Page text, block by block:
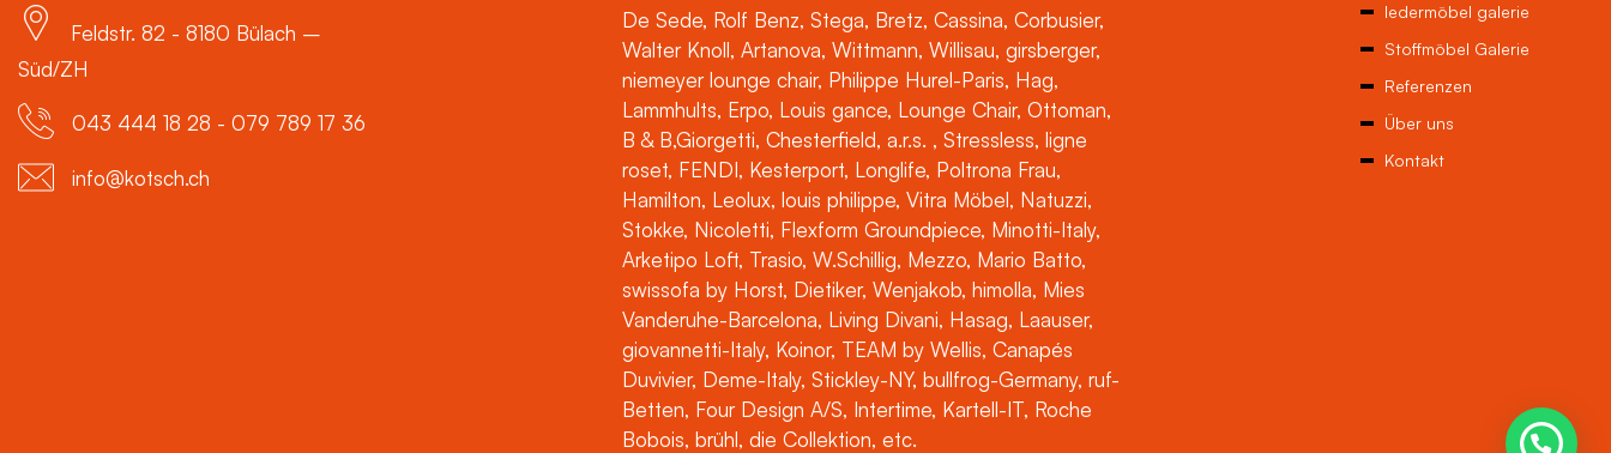
Feldstr. 82 - 8180 Bülach –
Süd/ZH
043 444 18 28 - 079 789 17 36
info@kotsch.ch
De Sede, Rolf Benz, Stega, Bretz, Cassina, Corbusier,
Walter Knoll, Artanova, Wittmann, Willisau, girsberger,
niemeyer lounge chair, Philippe Hurel-Paris, Hag,
Lammhults, Erpo, Louis gance, Lounge Chair, Ottoman,
B & B,Giorgetti, Chesterfield, a.r.s. , Stressless, ligne
roset, FENDI, Kesterport, Longlife, Poltrona Frau,
Hamilton, Leolux, louis philippe, Vitra Möbel, Natuzzi,
Stokke, Nicoletti, Flexform Groundpiece, Minotti-Italy,
Arketipo Loft, Trasio, W.Schillig, Mezzo, Mario Batto,
swissofa by Horst, Dietiker, Wenjakob, himolla, Mies
Vanderuhe-Barcelona, Living Divani, Hasag, Laauser,
giovannetti-Italy, Koinor, TEAM by Wellis, Canapés
Duvivier, Deme-Italy, Stickley-NY, bullfrog-Germany, ruf-
Betten, Four Design A/S, Intertime, Kartell-IT, Roche
Bobois, brühl, die Collektion, etc.
ledermöbel galerie
Stoffmöbel Galerie
Referenzen
Über uns
Kontakt